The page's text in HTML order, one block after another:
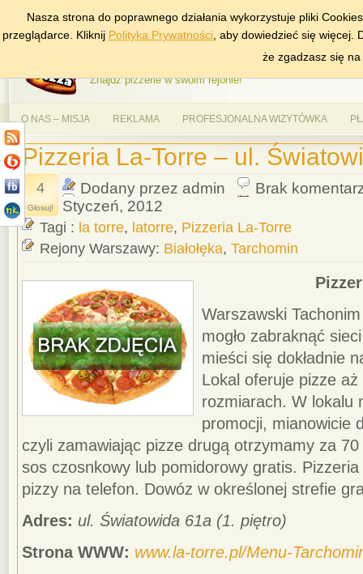
DODAJ NAS DO ULUBIONYCH ZNAJDŹ
AlePizza.com –
Znajdź pizzerie w swoim rejonie!
O NAS – MISJA REKLAMA PROFESJONALNA WIZYTÓWKA
Pizzeria La-Torre – ul.
4
Głosuj!
Dodany przez admin
Brak
Styczeń, 2012
Tagi : la torre, latorre, Pizzeria La-Torre
Rejony Warszawy: Białołęka, Tarchomin
Warszawski
mogło zabraknąć
mieści się dokładnie
Lokal oferuje pizze
rozmiarach. W lokalu
promocji, mianowicie
czyli zamawiając pizze drugą otrzymamy za
sos czosnkowy lub pomidorowy gratis.
pizzy na telefon. Dowóz w określonej strefie
Adres: ul. Światowida 61a (1. piętro)
Strona WWW: www.la-torre.pl/Menu-
Nasza strona do poprawnego działania wykorzystuje pliki
przeglądarce. Kliknij Polityka Prywatności , aby dowiedzieć się
że zgadzasz się